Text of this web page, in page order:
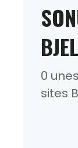
0
sites